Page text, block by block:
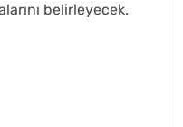
belirleyecek.